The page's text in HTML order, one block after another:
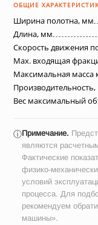
ОБЩИЕ
Ширина полотна, мм
Длина, мм
Скорость движения
Max. входящая
Максимальная масса
Производительность,
Вес максимальный
ⓘПримечание.
являются
Фактические
физико-
условий
процесса. Для
рекомендуем
машины».